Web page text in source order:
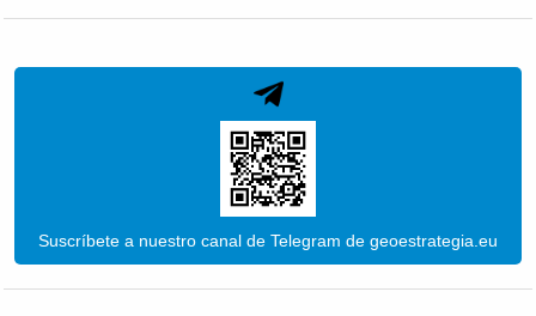
Suscríbete a nuestro canal de Telegram de geoestrategia.eu